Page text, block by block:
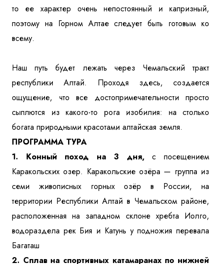
то ее характер очень непостоянный и капризный,
поэтому на Горном Алтае следует быть готовым ко
всему.
Наш путь будет лежать через Чемальский тракт
республики Алтай. Проходя здесь, создается
ощущение, что все достопримечательности просто
сыплются из какого-то рога изобилия: на столько
богата природными красотами алтайская земля.
ПРОГРАММА ТУРА
1. Конный поход на 3 дня,с посещением
Каракольских озер. Каракольские озёра — группа из
семи живописных горных озёр в России, на
территории Республики Алтай в Чемальском районе,
расположенная на западном склоне хребта Иолго,
водораздела рек Бия и Катунь у подножия перевала
Багаташ
2. Сплав на спортивных катамаранах по нижней